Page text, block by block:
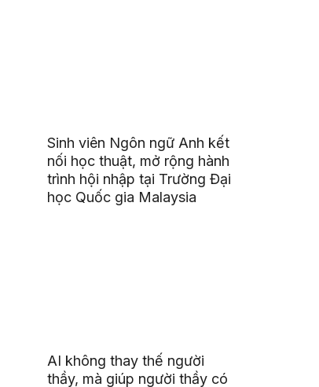
Sinh viên Ngôn ngữ Anh kết
nối học thuật, mở rộng hành
trình hội nhập tại Trường Đại
học Quốc gia Malaysia
AI không thay thế người
thầy, mà giúp người thầy có